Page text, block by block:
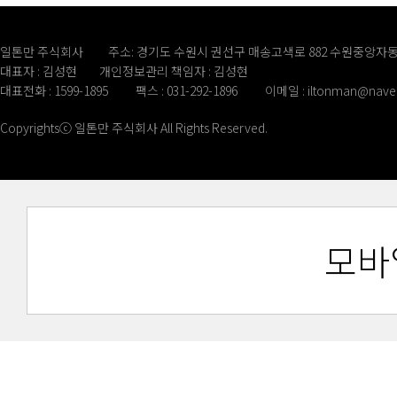
일톤만 주식회사
주소: 경기도 수원시 권선구 매송고색로 882 수원중앙자
대표자 : 김성현
개인정보관리 책임자 : 김성현
대표전화 : 1599-1895
팩스 : 031-292-1896 이메일 :
Copyrightsⓒ 일톤만 주식회사 All Rights Reserved.
모